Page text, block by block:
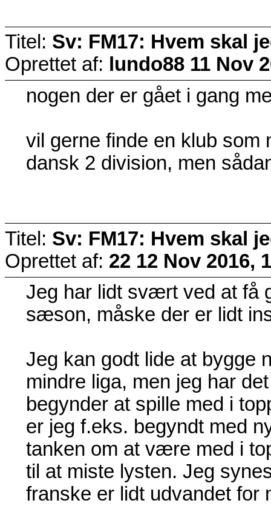
Titel: Sv: FM17: Hvem skal
Oprettet af:
lundo88 11 Nov
nogen der er gået i gang
vil gerne finde en klub
dansk 2 division, men
Titel: Sv: FM17: Hvem skal
Oprettet af: 22 12 Nov 2016,
Jeg har lidt svært ved at få
sæson, måske der er lidt
Jeg kan godt lide at bygge
mindre liga, men jeg har
begynder at spille med i
er jeg f.eks. begyndt med
tanken om at være med i
til at miste lysten. Jeg
franske er lidt udvandet for